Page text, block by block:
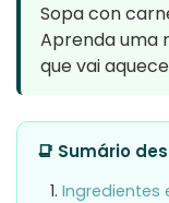
Sopa con
Aprenda uma
que vai
📑 Sumário
Ingredientes